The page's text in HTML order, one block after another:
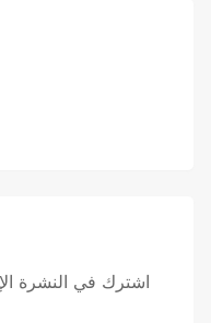
اشترك في النشرة